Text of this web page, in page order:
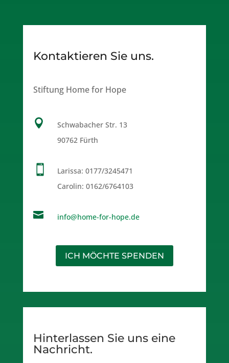
Kontaktieren Sie uns.
Stiftung Home for Hope

Schwabacher Str. 13
90762 Fürth
 Larissa: 0177/3245471
Carolin: 0162/6764103
 info@home-for-hope.de
ICH MÖCHTE SPENDEN
Hinterlassen Sie uns eine
Nachricht.